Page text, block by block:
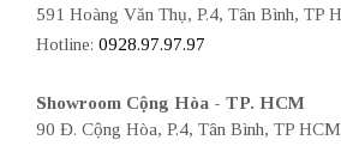
591 Hoàng Văn Thụ, P.4, Tân Bình, TP
Hotline: 0928.97.97.97
Showroom Cộng Hòa - TP. HCM
90 Đ. Cộng Hòa, P.4, Tân Bình, TP HCM